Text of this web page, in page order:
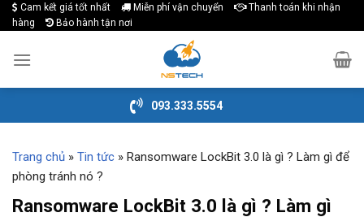
Skip
to
content
Cam kết giá tốt nhất Miễn phí vận chuyển
Thanh toán khi nhận
hàng
Bảo hành tận nơi
093.333.5554
Trang chủ » Tin tức » Ransomware LockBit 3.0 là gì ? Làm gì để
phòng tránh nó ?
Ransomware LockBit 3.0 là gì ? Làm gì